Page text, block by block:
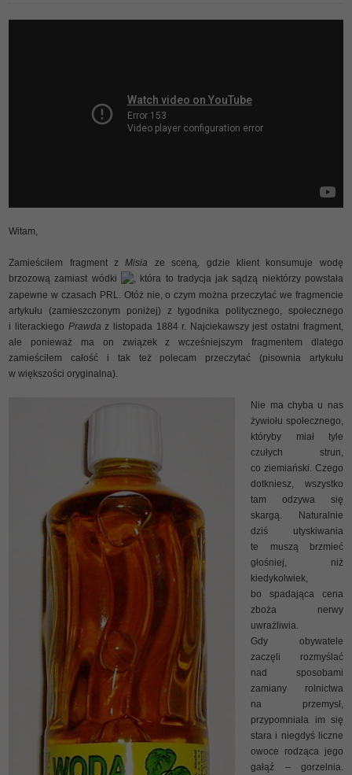
Witam,
Zamieściłem fragment zMisia ze sceną, gdzie klient konsumuje wodę
brzozową zamiast wódki
, która to tradycja jak sądzą niektórzy powstała
zapewne w czasach PRL. Otóż nie, o czym można przeczytać we fragmencie
artykułu (zamieszczonym poniżej) z tygodnika politycznego, społecznego
i literackiego Prawda z listopada 1884 r. Najciekawszy jest ostatni fragment,
ale ponieważ ma on związek z wcześniejszym fragmentem dlatego
zamieściłem całość i tak też polecam przeczytać (pisownia artykułu
w większości oryginalna).
Nie ma chyba u nas
żywiołu społecznego,
któryby miał tyle
czułych strun,
co ziemiański. Czego
dotkniesz, wszystko
tam odzywa się
skargą. Naturalnie
dziś utyskiwania
te muszą brzmieć
głośniej, niż
kiedykolwiek,
bo spadająca cena
zboża nerwy
uwrażliwia.
Gdy obywatele
zaczęli rozmyślać
nad sposobami
zamiany rolnictwa
na przemysł,
przypomniała im się
stara i niegdyś liczne
owoce rodząca jego
gałąź – gorzelnia.